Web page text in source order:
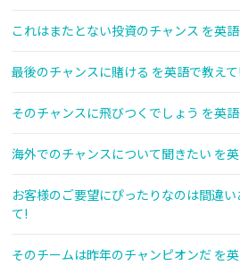
これはまたとない投資のチャンス を英
最後のチャンスに賭ける を英語で教えて!
そのチャンスに飛びつくでしょう を英
海外でのチャンスについて聞きたい を
お客様のご要望にぴったりなのは間違
て!
そのチームは昨年のチャンピオンだ を